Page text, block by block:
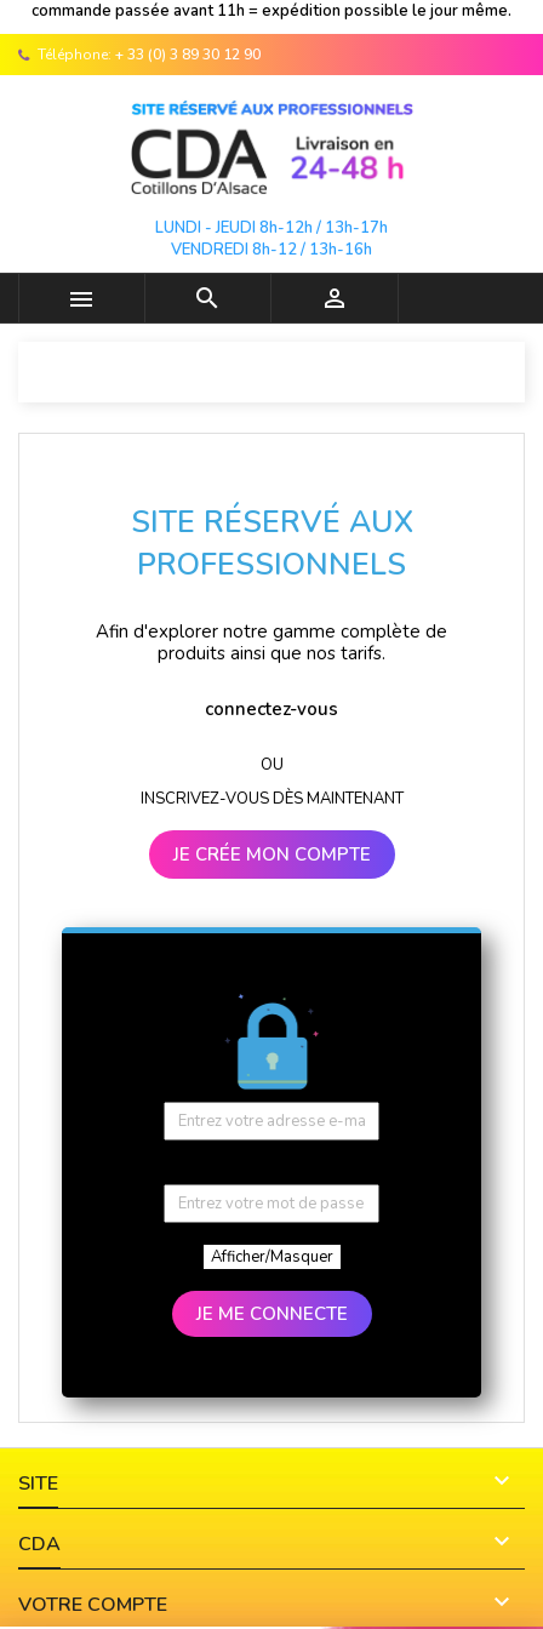
commande passée avant 11h = expédition possible le jour même.
Téléphone: + 33 (0) 3 89 30 12 90
LUNDI - JEUDI 8h-12h / 13h-17h
VENDREDI 8h-12 / 13h-16h
  
SITE RÉSERVÉ AUX
PROFESSIONNELS
Afin d'explorer notre gamme complète de
produits ainsi que nos tarifs.
connectez-vous
OU
INSCRIVEZ-VOUS DÈS MAINTENANT
JE CRÉE MON COMPTE
Afficher/Masquer
JE ME CONNECTE
SITE 
CDA 
VOTRE COMPTE 